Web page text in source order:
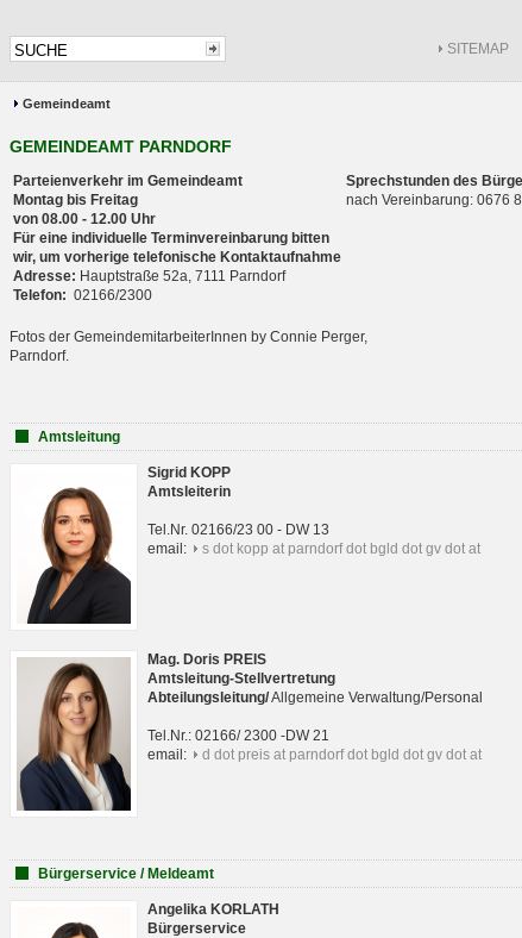
SITEMAP
Gemeindeamt
GEMEINDEAMT PARNDORF
Parteienverkehr im Gemeindeamt
Montag bis Freitag
von 08.00 - 12.00 Uhr
Für eine individuelle Terminvereinbarung bitten
wir, um vorherige telefonische Kontaktaufnahme
Adresse: Hauptstraße 52a, 7111 Parndorf
Telefon: 02166/2300
Sprechstunden des
nach Vereinbarung: 0676
Fotos der GemeindemitarbeiterInnen by Connie Perger,
Parndorf.
Amtsleitung
Sigrid KOPP
Amtsleiterin
Tel.Nr. 02166/23 00 - DW 13
email:
s dot kopp at parndorf dot bgld dot gv dot at
Mag. Doris PREIS
Amtsleitung-Stellvertretung
Abteilungsleitung/Allgemeine Verwaltung/Personal
Tel.Nr.: 02166/ 2300 -DW 21
email:
d dot preis at parndorf dot bgld dot gv dot at
Bürgerservice / Meldeamt
Angelika KORLATH
Bürgerservice